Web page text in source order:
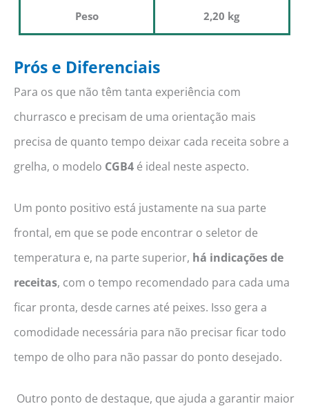
Peso 2,20 kg
Prós e Diferenciais
Para os que não têm tanta experiência com
churrasco e precisam de uma orientação mais
precisa de quanto tempo deixar cada receita sobre a
grelha, o modelo CGB4 é ideal neste aspecto.
Um ponto positivo está justamente na sua parte
frontal, em que se pode encontrar o seletor de
temperatura e, na parte superior, há indicações de
receitas, com o tempo recomendado para cada uma
ficar pronta, desde carnes até peixes. Isso gera a
comodidade necessária para não precisar ficar todo
tempo de olho para não passar do ponto desejado.
Outro ponto de destaque, que ajuda a garantir maior